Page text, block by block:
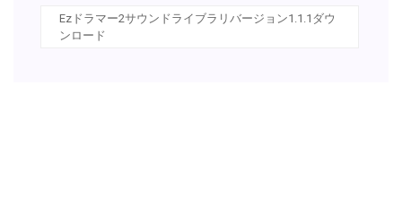
Ezドラマー2サウンドライブラリバージョン1.1.1ダウ
ンロード